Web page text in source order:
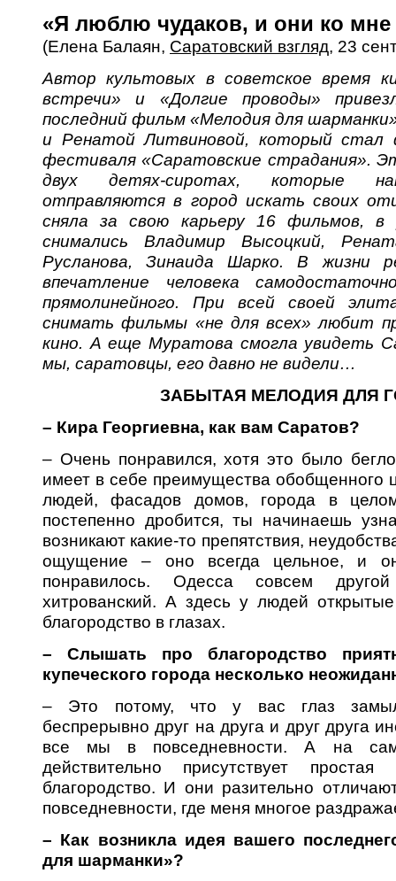
«Я люблю чудаков, и они ко мне
(Елена Балаян, Саратовский взгляд, 23
Автор культовых в советское время
встречи» и «Долгие проводы»
последний фильм «Мелодия для
и Ренатой Литвиновой, который стал
фестиваля «Саратовские страдания».
двух детях-сиротах, которые
отправляются в город искать своих
сняла за свою карьеру 16 фильмов, в
снимались Владимир Высоцкий,
Русланова, Зинаида Шарко. В жизни
впечатление человека
прямолинейного. При всей своей
снимать фильмы «не для всех» любит
кино. А еще Муратова смогла увидеть
мы, саратовцы, его давно не видели…
ЗАБЫТАЯ МЕЛОДИЯ ДЛЯ
– Кира Георгиевна, как вам Саратов?
– Очень понравился, хотя это было
имеет в себе преимущества обобщенного
людей, фасадов домов, города в
постепенно дробится, ты начинаешь
возникают какие-то препятствия,
ощущение – оно всегда цельное, и
понравилось. Одесса совсем
хитрованский. А здесь у людей
благородство в глазах.
– Слышать про благородство
купеческого города несколько
– Это потому, что у вас глаз
беспрерывно друг на друга и друг друга
все мы в повседневности. А на
действительно присутствует
благородство. И они разительно
повседневности, где меня многое
– Как возникла идея вашего
для шарманки»?